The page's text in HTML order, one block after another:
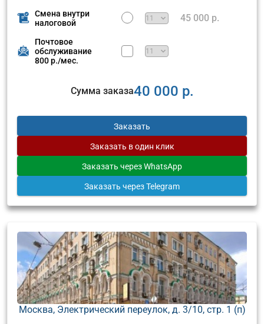
Смена внутри
налоговой
45 000 р.
Почтовое
обслуживание
800 р./мес.
Сумма заказа40 000 р.
Заказать
Заказать в один клик
Заказать через WhatsApp
Заказать через Telegram
Москва, Электрический переулок, д. 3/10, стр. 1 (п)